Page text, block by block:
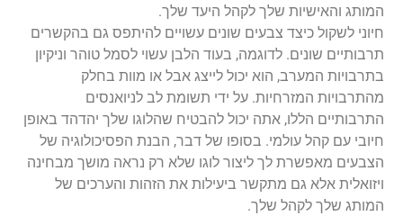
המותג והאישיות שלך לקהל היעד שלך.
חיוני לשקול כיצד צבעים שונים עשויים להיתפס גם בהקשרים
תרבותיים שונים. לדוגמה, בעוד הלבן עשוי לסמל טוהר וניקיון
בתרבויות המערב, הוא יכול לייצג אבל או מוות בחלק
מהתרבויות המזרחיות. על ידי תשומת לב לניואנסים
התרבותיים הללו, אתה יכול להבטיח שהלוגו שלך יהדהד באופן
חיובי עם קהל עולמי. בסופו של דבר, הבנת הפסיכולוגיה של
הצבעים מאפשרת לך ליצור לוגו שלא רק נראה מושך מבחינה
ויזואלית אלא גם מתקשר ביעילות את הזהות והערכים של
המותג שלך לקהל שלך.